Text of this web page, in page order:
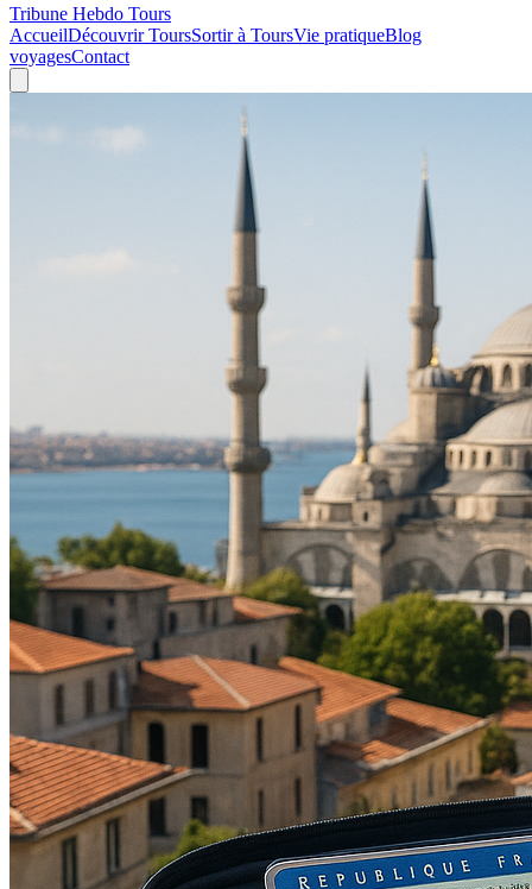
Tribune Hebdo Tours
AccueilDécouvrir ToursSortir à ToursVie pratiqueBlog
voyagesContact